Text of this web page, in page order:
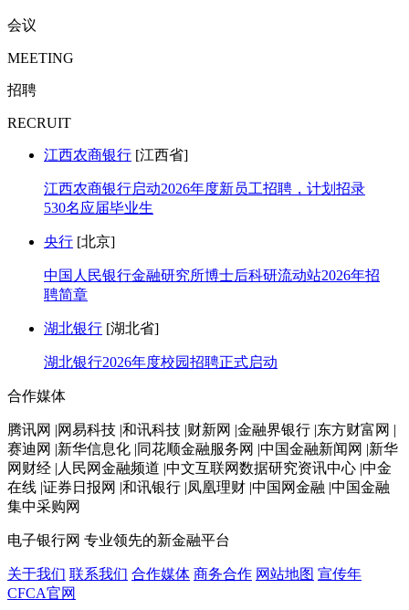
会议
MEETING
招聘
RECRUIT
江西农商银行 [江西省]
江西农商银行启动2026年度新员工招聘，计划招录
530名应届毕业生
央行 [北京]
中国人民银行金融研究所博士后科研流动站2026年招
聘简章
湖北银行 [湖北省]
湖北银行2026年度校园招聘正式启动
合作媒体
腾讯网 |网易科技 |和讯科技 |财新网 |金融界银行 |东方财富网 |
赛迪网 |新华信息化 |同花顺金融服务网 |中国金融新闻网 |新华
网财经 |人民网金融频道 |中文互联网数据研究资讯中心 |中金
在线 |证券日报网 |和讯银行 |凤凰理财 |中国网金融 |中国金融
集中采购网
电子银行网 专业领先的新金融平台
关于我们 联系我们 合作媒体 商务合作 网站地图 宣传年
CFCA官网